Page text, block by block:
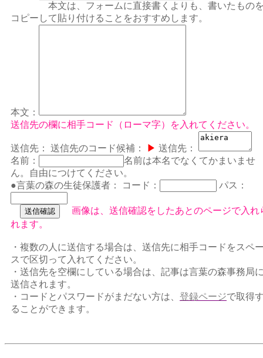
本文は、フォームに直接書くよりも、書いたもの
コピーして貼り付けることをおすすめします。
本文：
送信先の欄に相手コード（ローマ字）を入れてください。
送信先： 送信先のコード候補： ▶ 送信先：
名前：
名前は本名でなくてかまいませ
ん。自由につけてください。
●言葉の森の生徒保護者：
コード： パス：
画像は、送信確認をしたあとのページで入れ
れます。
・複数の人に送信する場合は、送信先に相手コードをスペ
スで区切って入れてください。
・送信先を空欄にしている場合は、記事は言葉の森事務局
送信されます。
・コードとパスワードがまだない方は、 登録ページで取得
ることができます。